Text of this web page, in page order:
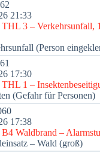
21:33
THL 3 – Ver­kehrs­un­fall,
(Per­son
17:30
THL 1 –
(Gefahr für Per­so­nen)
17:38
B4 Wald­brand –
– Wald (groß)